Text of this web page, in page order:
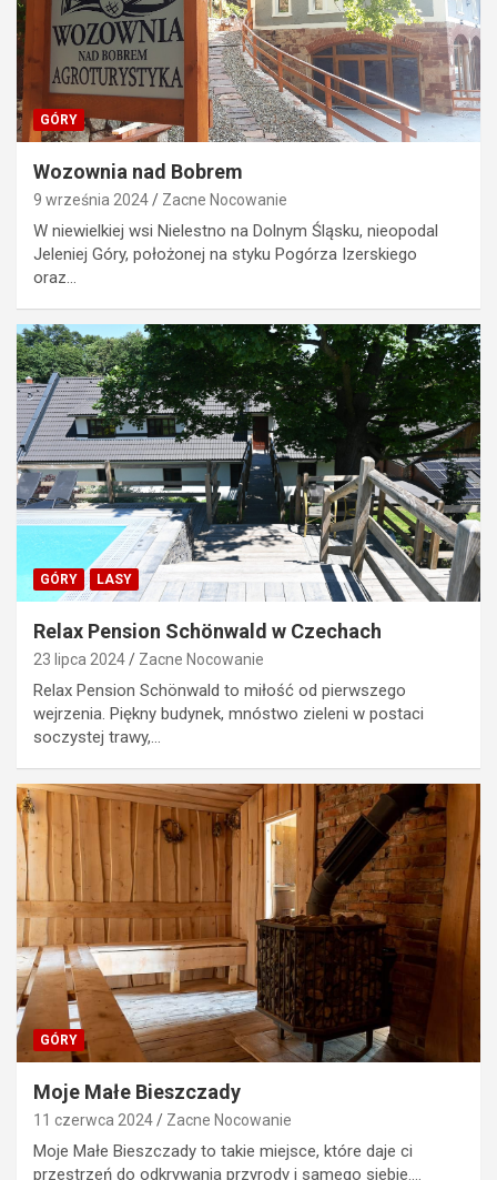
GÓRY
Wozownia nad Bobrem
9 września 2024 Zacne Nocowanie
W niewielkiej wsi Nielestno na Dolnym Śląsku, nieopodal
Jeleniej Góry, położonej na styku Pogórza Izerskiego
oraz…
GÓRY LASY
Relax Pension Schönwald w Czechach
23 lipca 2024 Zacne Nocowanie
Relax Pension Schönwald to miłość od pierwszego
wejrzenia. Piękny budynek, mnóstwo zieleni w postaci
soczystej trawy,…
GÓRY
Moje Małe Bieszczady
11 czerwca 2024 Zacne Nocowanie
Moje Małe Bieszczady to takie miejsce, które daje ci
przestrzeń do odkrywania przyrody i samego siebie.…